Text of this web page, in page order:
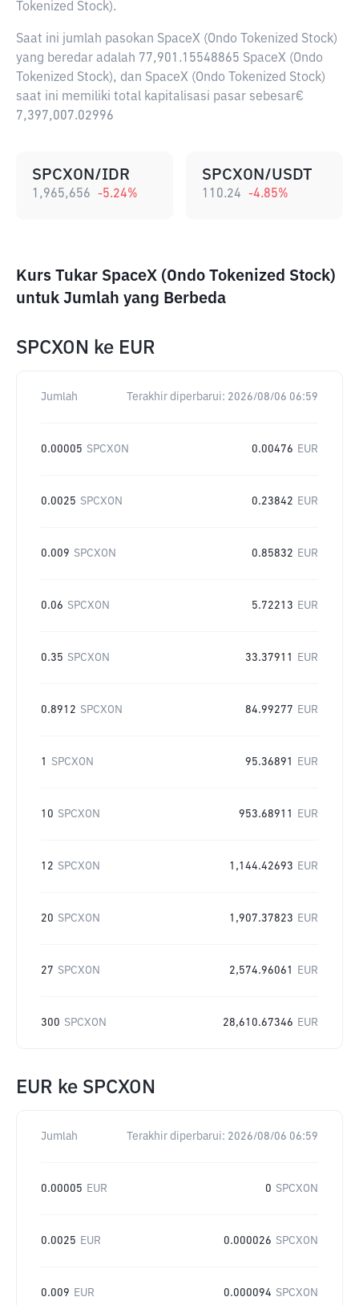
Tokenized Stock).
Saat ini jumlah pasokan SpaceX (Ondo Tokenized Stock)
yang beredar adalah 77,901.15548865 SpaceX (Ondo
Tokenized Stock), dan SpaceX (Ondo Tokenized Stock)
saat ini memiliki total kapitalisasi pasar sebesar€
7,397,007.02996
SPCXON/IDR
1,965,656 -5.24%
SPCXON/USDT
110.24 -4.85%
Kurs Tukar SpaceX (Ondo Tokenized Stock)
untuk Jumlah yang Berbeda
SPCXON ke EUR
Jumlah Terakhir diperbarui: 2026/08/06 06:59
0.00005 SPCXON 0.00476 EUR
0.0025 SPCXON 0.23842 EUR
0.009 SPCXON 0.85832 EUR
0.06 SPCXON 5.72213 EUR
0.35 SPCXON 33.37911 EUR
0.8912 SPCXON 84.99277 EUR
1 SPCXON 95.36891 EUR
10 SPCXON 953.68911 EUR
12 SPCXON 1,144.42693 EUR
20 SPCXON 1,907.37823 EUR
27 SPCXON 2,574.96061 EUR
300 SPCXON 28,610.67346 EUR
EUR ke SPCXON
Jumlah Terakhir diperbarui: 2026/08/06 06:59
0.00005 EUR 0 SPCXON
0.0025 EUR 0.000026 SPCXON
0.009 EUR 0.000094 SPCXON